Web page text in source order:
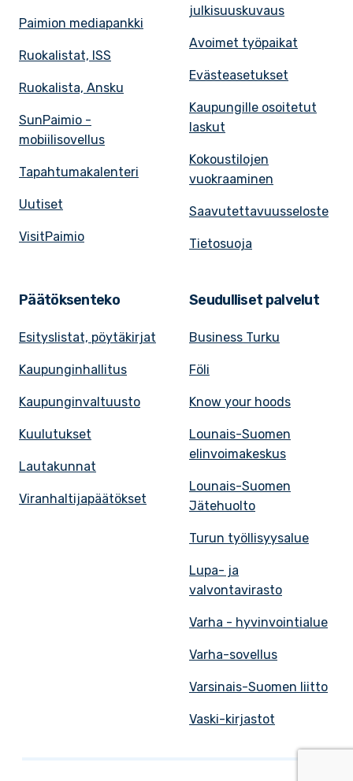
Paimion mediapankki
Ruokalistat, ISS
Ruokalista, Ansku
SunPaimio -
mobiilisovellus
Tapahtumakalenteri
Uutiset
VisitPaimio
julkisuuskuvaus
Avoimet työpaikat
Evästeasetukset
Kaupungille osoitetut
laskut
Kokoustilojen
vuokraaminen
Saavutettavuusseloste
Tietosuoja
Päätöksenteko
Esityslistat, pöytäkirjat
Kaupunginhallitus
Kaupunginvaltuusto
Kuulutukset
Lautakunnat
Viranhaltijapäätökset
Seudulliset palvelut
Business Turku
Föli
Know your hoods
Lounais-Suomen
elinvoimakeskus
Lounais-Suomen
Jätehuolto
Turun työllisyysalue
Lupa- ja
valvontavirasto
Varha - hyvinvointialue
Varha-sovellus
Varsinais-Suomen liitto
Vaski-kirjastot